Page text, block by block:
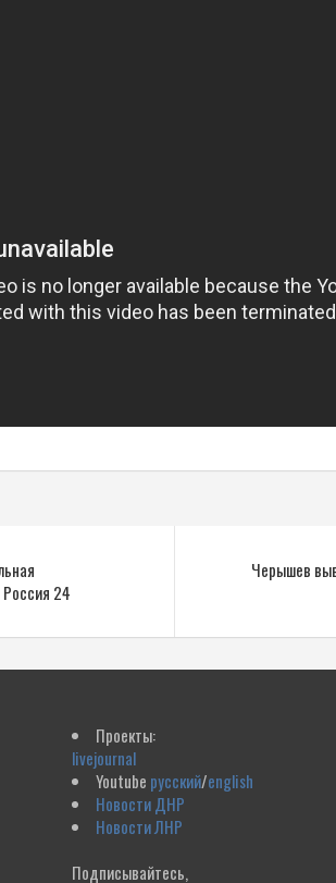
24
Черышев
Проекты:
livejournal
Youtube русский/english
Новости ДНР
Новости ЛНР
Подписывайтесь,